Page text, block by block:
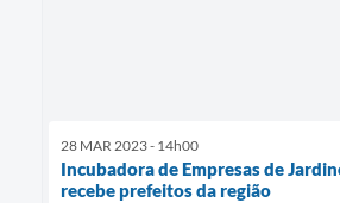
28 MAR 2023 - 14h00
Incubadora de Empresas de
recebe prefeitos da região